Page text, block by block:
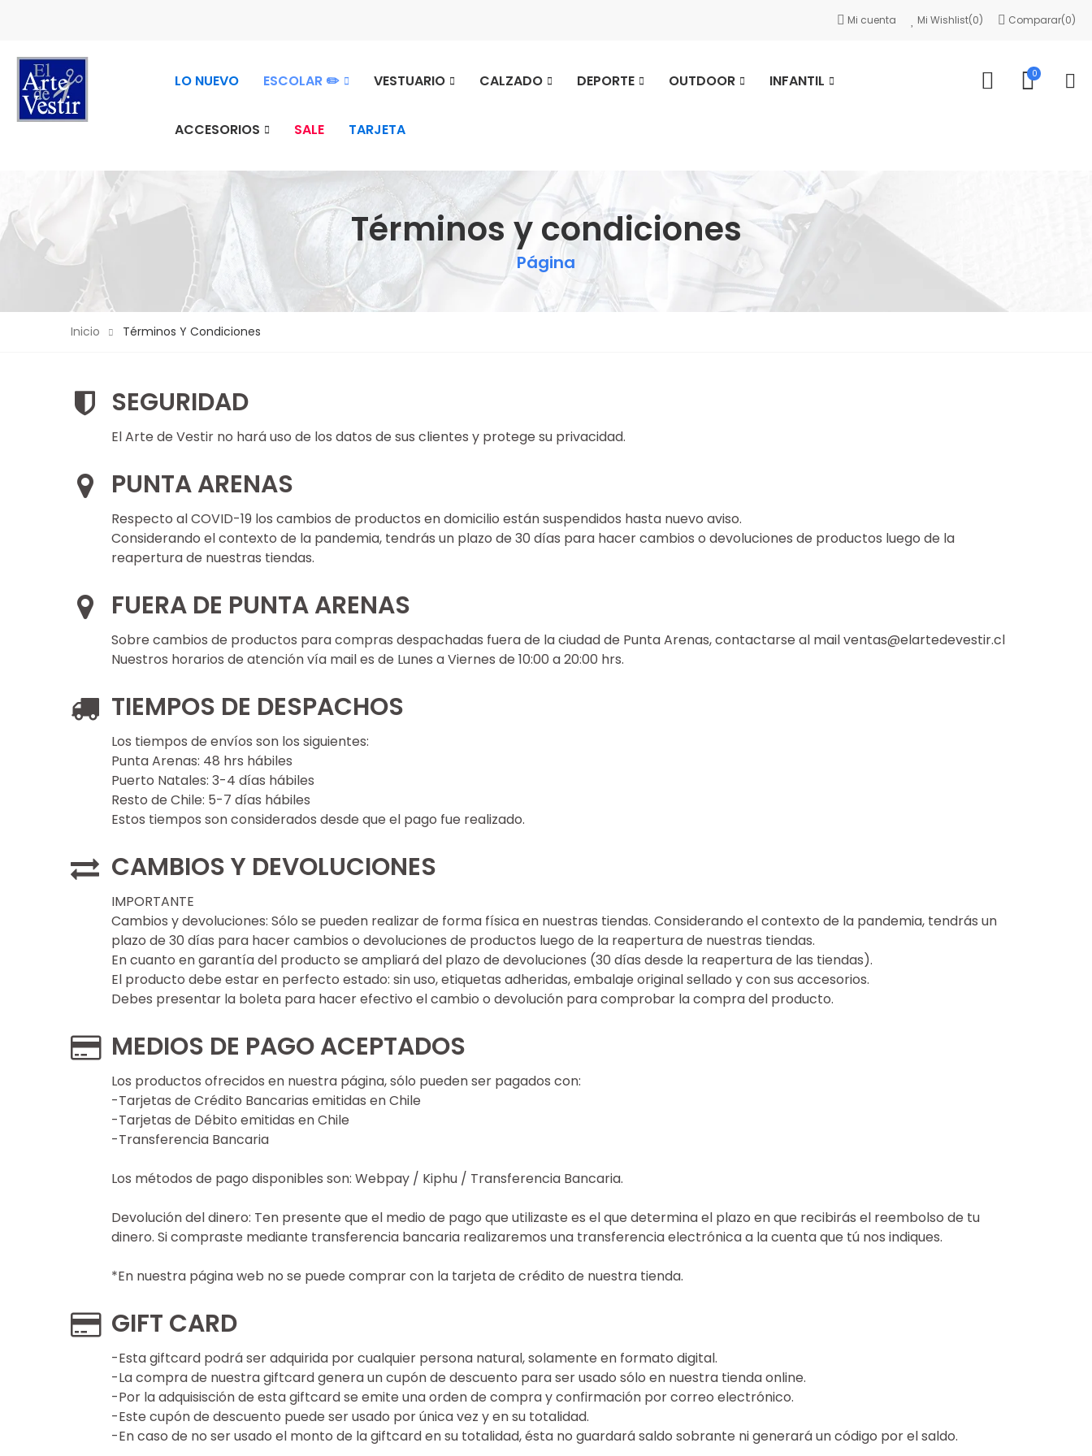
Mi cuenta Mi Wishlist(0) Comparar(0)
0
LO NUEVO ESCOLAR ✏️ VESTUARIO CALZADO DEPORTE OUTDOOR INFANTIL
ACCESORIOS SALE TARJETA
Términos y condiciones
Página
Inicio Términos Y Condiciones
SEGURIDAD
El Arte de Vestir no hará uso de los datos de sus clientes y protege su privacidad.
PUNTA ARENAS
Respecto al COVID-19 los cambios de productos en domicilio están suspendidos hasta nuevo aviso.
Considerando el contexto de la pandemia, tendrás un plazo de 30 días para hacer cambios o devoluciones de productos luego de la
reapertura de nuestras tiendas.
FUERA DE PUNTA ARENAS
Sobre cambios de productos para compras despachadas fuera de la ciudad de Punta Arenas, contactarse al mailventas@elartedevestir.cl
Nuestros horarios de atención vía mail es de Lunes a Viernes de 10:00 a 20:00 hrs.
TIEMPOS DE DESPACHOS
Los tiempos de envíos son los siguientes:
Punta Arenas: 48 hrs hábiles
Puerto Natales: 3-4 días hábiles
Resto de Chile: 5-7 días hábiles
Estos tiempos son considerados desde que el pago fue realizado.
CAMBIOS Y DEVOLUCIONES
IMPORTANTE
Cambios y devoluciones: Sólo se pueden realizar de forma física en nuestras tiendas. Considerando el contexto de la pandemia, tendrás un
plazo de 30 días para hacer cambios o devoluciones de productos luego de la reapertura de nuestras tiendas.
En cuanto en garantía del producto se ampliará del plazo de devoluciones (30 días desde la reapertura de las tiendas).
El producto debe estar en perfecto estado: sin uso, etiquetas adheridas, embalaje original sellado y con sus accesorios.
Debes presentar la boleta para hacer efectivo el cambio o devolución para comprobar la compra del producto.
MEDIOS DE PAGO ACEPTADOS
Los productos ofrecidos en nuestra página, sólo pueden ser pagados con:
-Tarjetas de Crédito Bancarias emitidas en Chile
-Tarjetas de Débito emitidas en Chile
-Transferencia Bancaria
Los métodos de pago disponibles son: Webpay / Kiphu / Transferencia Bancaria.
Devolución del dinero: Ten presente que el medio de pago que utilizaste es el que determina el plazo en que recibirás el reembolso de tu
dinero. Si compraste mediante transferencia bancaria realizaremos una transferencia electrónica a la cuenta que tú nos indiques.
*En nuestra página web no se puede comprar con la tarjeta de crédito de nuestra tienda.
GIFT CARD
-Esta giftcard podrá ser adquirida por cualquier persona natural, solamente en formato digital.
-La compra de nuestra giftcard genera un cupón de descuento para ser usado sólo en nuestra tienda online.
-Por la adquisisción de esta giftcard se emite una orden de compra y confirmación por correo electrónico.
-Este cupón de descuento puede ser usado por única vez y en su totalidad.
-En caso de no ser usado el monto de la giftcard en su totalidad, ésta no guardará saldo sobrante ni generará un código por el saldo.